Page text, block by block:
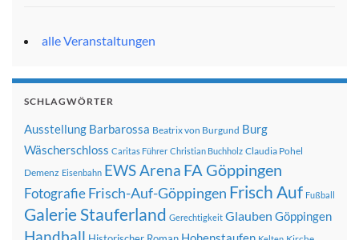
alle Veranstaltungen
SCHLAGWÖRTER
Ausstellung Barbarossa Beatrix von Burgund Burg
Wäscherschloss Caritas Führer Christian Buchholz Claudia Pohel
Demenz Eisenbahn EWS Arena FA Göppingen
FotografieFrisch-Auf-Göppingen Frisch Auf Fußball
Galerie Stauferland Gerechtigkeit Glauben Göppingen